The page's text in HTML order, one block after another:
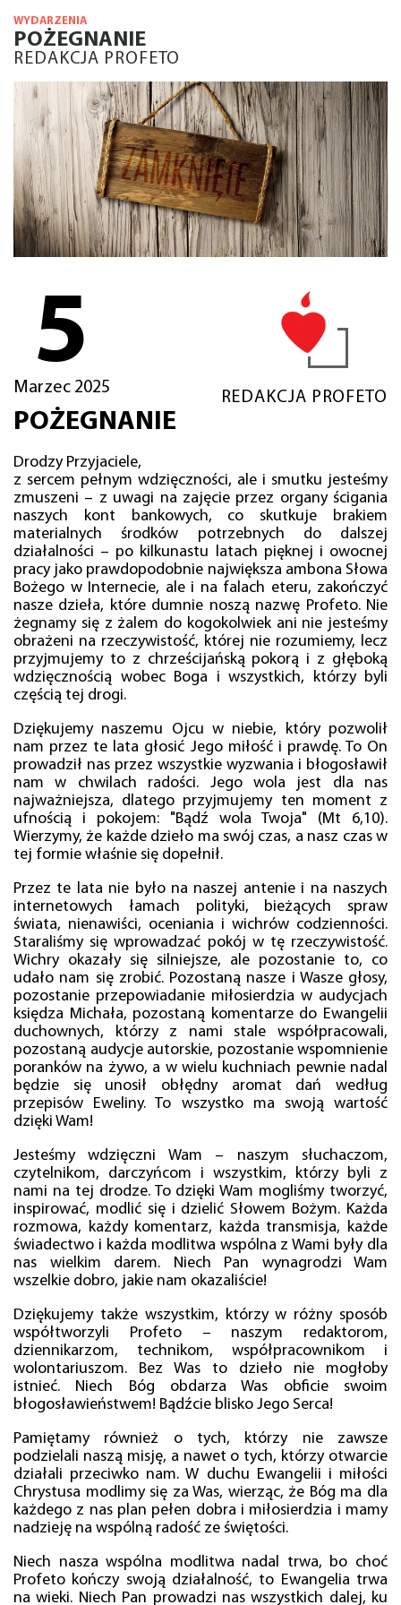
WYDARZENIA
POŻEGNANIE
REDAKCJA PROFETO
5
Marzec 2025
REDAKCJA PROFETO
POŻEGNANIE
Drodzy Przyjaciele,
z sercem pełnym wdzięczności, ale i smutku jesteśmy
zmuszeni – z uwagi na zajęcie przez organy ścigania
naszych kont bankowych, co skutkuje brakiem
materialnych środków potrzebnych do dalszej
działalności – po kilkunastu latach pięknej i owocnej
pracy jako prawdopodobnie największa ambona Słowa
Bożego w Internecie, ale i na falach eteru, zakończyć
nasze dzieła, które dumnie noszą nazwę Profeto. Nie
żegnamy się z żalem do kogokolwiek ani nie jesteśmy
obrażeni na rzeczywistość, której nie rozumiemy, lecz
przyjmujemy to z chrześcijańską pokorą i z głęboką
wdzięcznością wobec Boga i wszystkich, którzy byli
częścią tej drogi.
Dziękujemy naszemu Ojcu w niebie, który pozwolił
nam przez te lata głosić Jego miłość i prawdę. To On
prowadził nas przez wszystkie wyzwania i błogosławił
nam w chwilach radości. Jego wola jest dla nas
najważniejsza, dlatego przyjmujemy ten moment z
ufnością i pokojem: "Bądź wola Twoja" (Mt 6,10).
Wierzymy, że każde dzieło ma swój czas, a nasz czas w
tej formie właśnie się dopełnił.
Przez te lata nie było na naszej antenie i na naszych
internetowych łamach polityki, bieżących spraw
świata, nienawiści, oceniania i wichrów codzienności.
Staraliśmy się wprowadzać pokój w tę rzeczywistość.
Wichry okazały się silniejsze, ale pozostanie to, co
udało nam się zrobić. Pozostaną nasze i Wasze głosy,
pozostanie przepowiadanie miłosierdzia w audycjach
księdza Michała, pozostaną komentarze do Ewangelii
duchownych, którzy z nami stale współpracowali,
pozostaną audycje autorskie, pozostanie wspomnienie
poranków na żywo, a w wielu kuchniach pewnie nadal
będzie się unosił obłędny aromat dań według
przepisów Eweliny. To wszystko ma swoją wartość
dzięki Wam!
Jesteśmy wdzięczni Wam – naszym słuchaczom,
czytelnikom, darczyńcom i wszystkim, którzy byli z
nami na tej drodze. To dzięki Wam mogliśmy tworzyć,
inspirować, modlić się i dzielić Słowem Bożym. Każda
rozmowa, każdy komentarz, każda transmisja, każde
świadectwo i każda modlitwa wspólna z Wami były dla
nas wielkim darem. Niech Pan wynagrodzi Wam
wszelkie dobro, jakie nam okazaliście!
Dziękujemy także wszystkim, którzy w różny sposób
współtworzyli Profeto – naszym redaktorom,
dziennikarzom, technikom, współpracownikom i
wolontariuszom. Bez Was to dzieło nie mogłoby
istnieć. Niech Bóg obdarza Was obficie swoim
błogosławieństwem! Bądźcie blisko Jego Serca!
Pamiętamy również o tych, którzy nie zawsze
podzielali naszą misję, a nawet o tych, którzy otwarcie
działali przeciwko nam. W duchu Ewangelii i miłości
Chrystusa modlimy się za Was, wierząc, że Bóg ma dla
każdego z nas plan pełen dobra i miłosierdzia i mamy
nadzieję na wspólną radość ze świętości.
Niech nasza wspólna modlitwa nadal trwa, bo choć
Profeto kończy swoją działalność, to Ewangelia trwa
na wieki. Niech Pan prowadzi nas wszystkich dalej, ku